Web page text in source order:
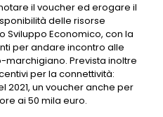
il voucher ed erogare il
delle risorse
Sviluppo Economico, con la
per andare incontro alle
Prevista inoltre
per la connettività:
2021, un voucher anche per
ai 50 mila euro.